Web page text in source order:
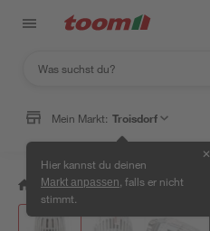
Mein Markt: Troisdorf
Hier kannst du deinen
Markt anpassen , falls er nicht
stimmt.
✕
/ Bauen & Renovieren / Heizen